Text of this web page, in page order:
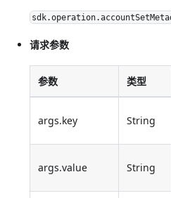
请求参数
参数 类型
args.key String
args.value String